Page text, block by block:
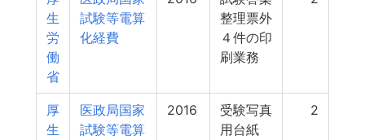
生
労
働
省
試験等電算
化経費
整理票外
４件の印
刷業務
厚
生
医政局国家
試験等電算
2016
受験写真
用台紙
2